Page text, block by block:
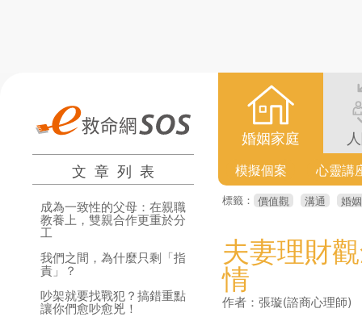
文章列表
成為一致性的父母：在親職
教養上，雙親合作更重於分
工
我們之間，為什麼只剩「指
責」？
吵架就要找戰犯？搞錯重點
讓你們愈吵愈兇！
婚姻家庭
模擬個案 心靈講
標籤： 價值觀 溝通 婚姻
夫妻理財
情
作者：張璇(諮商心理師)